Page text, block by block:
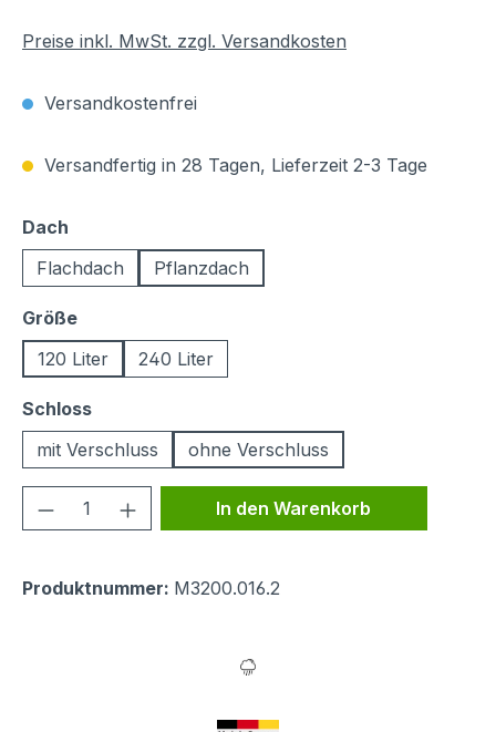
Preise inkl. MwSt. zzgl. Versandkosten
Versandkostenfrei
Versandfertig in 28 Tagen, Lieferzeit 2-3 Tage
Dach
Flachdach
Pflanzdach
Größeauswählen
120 Liter
240 Liter
Schlossauswählen
mit Verschluss
ohne Verschluss
Produkt Anzahl: Gib den
In den Warenkorb
Produktnummer: M3200.016.2